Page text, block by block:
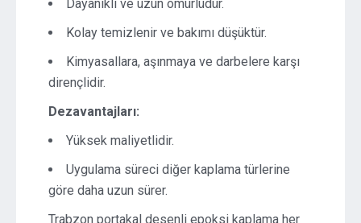
Dayanıklı ve uzun ömürlüdür.
Kolay temizlenir ve bakımı düşüktür.
Kimyasallara, aşınmaya ve darbelere karşı
dirençlidir.
Dezavantajları:
Yüksek maliyetlidir.
Uygulama süreci diğer kaplama türlerine
göre daha uzun sürer.
Trabzon portakal desenli epoksi kaplama her